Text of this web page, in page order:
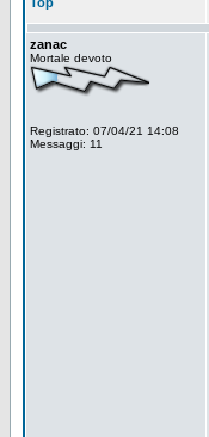
zanac
Mortale devoto
Registrato: 07/04/21 14:08
Messaggi: 11